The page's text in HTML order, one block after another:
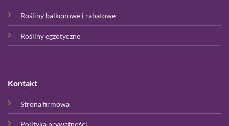
Rośliny balkonowe i rabatowe
Rośliny egzotyczne
Kontakt
Strona firmowa
Polityka prywatności